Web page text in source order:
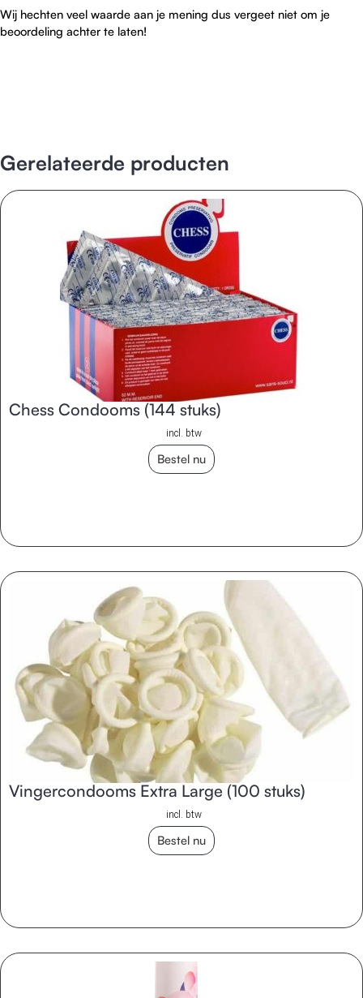
Wij hechten veel waarde aan je mening dus vergeet niet om je
beoordeling achter te laten!
Gerelateerde producten
Chess Condooms (144 stuks)
incl. btw
Bestel nu
Vingercondooms Extra Large (100 stuks)
incl. btw
Bestel nu